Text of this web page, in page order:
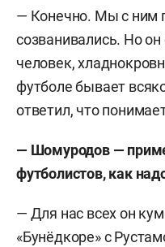
— Конечно. Мы с ним
созванивались. Но
человек,
футболе бывает
ответил, что
— Шомуродов —
футболистов, как
— Для нас всех он
«Бунёдкоре» с